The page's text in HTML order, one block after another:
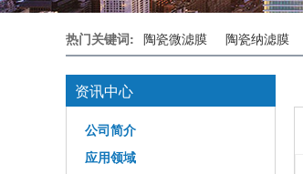
热门关键词: 陶瓷微滤膜 陶瓷纳滤膜
资讯中心
公司简介
应用领域